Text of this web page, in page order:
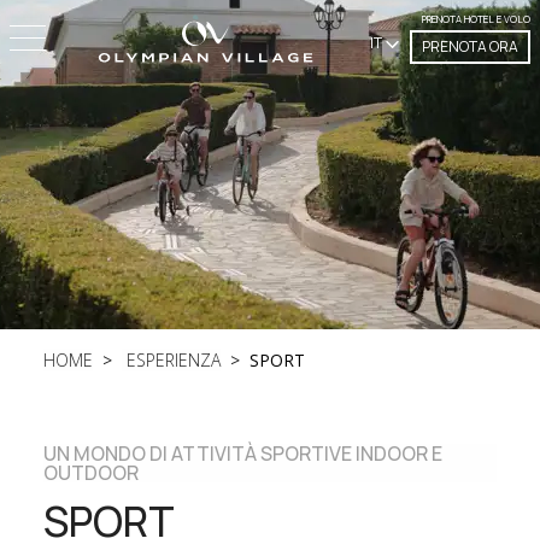
IT
PRENOTA HOTEL E VOLO
PRENOTA ORA
HOME ESPERIENZA SPORT
UN MONDO DI ATTIVITÀ SPORTIVE INDOOR E
OUTDOOR
SPORT